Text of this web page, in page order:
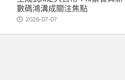
數碼鴻溝成關注焦點
2026-07-07